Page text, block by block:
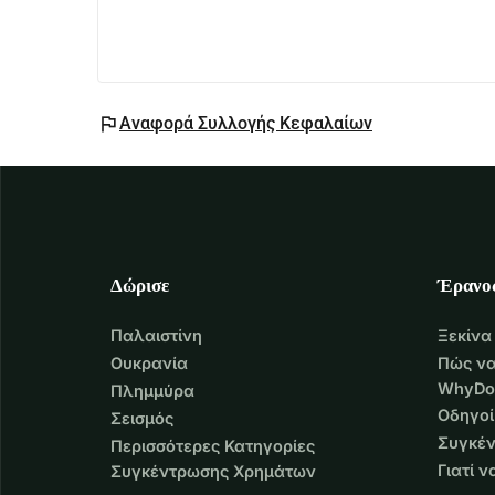
flagΑναφορά Συλλογής Κεφαλαίων
Δώρισε
Παλαιστίνη
Ουκρανία
Πλημμύρα
Σεισμός
Περισσότερες Κατηγορίες
Συγκέντρωσης Χρημάτων
Πώς να
Γιατί